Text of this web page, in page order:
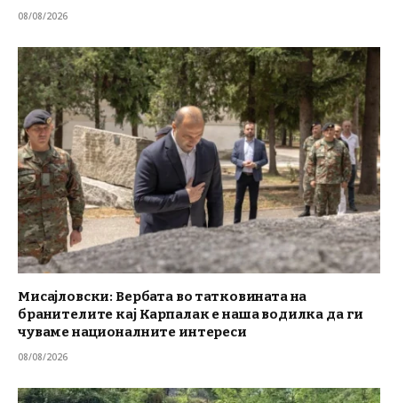
08/08/2026
Мисајловски: Вербата во татковината на
бранителите кај Карпалак е наша водилка да ги
чуваме националните интереси
08/08/2026